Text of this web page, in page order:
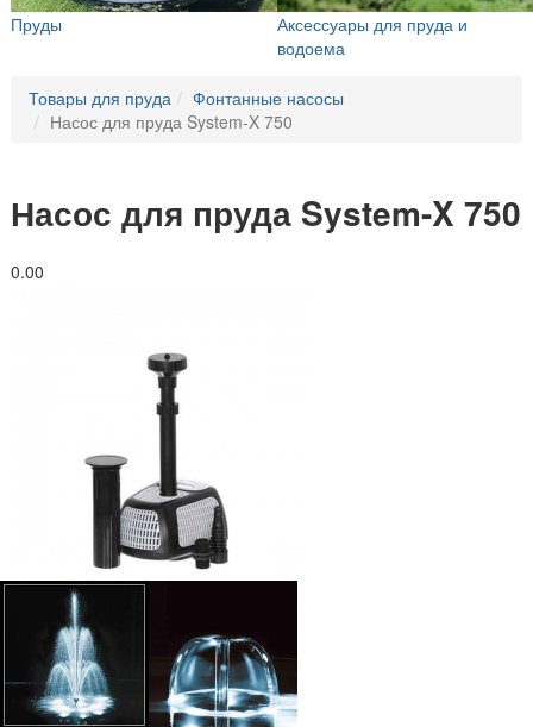
Пруды
Аксессуары для пруда и
водоема
Товары для пруда
Фонтанные насосы
Насос для пруда System-X 750
Насос для пруда System-X 750
0.00